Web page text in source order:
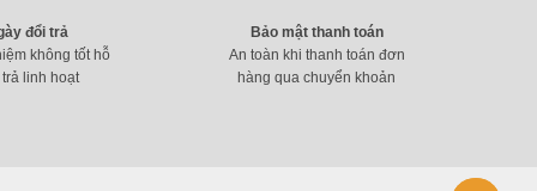
đổi trả
không tốt hỗ
linh hoạt
Bảo mật thanh toán
An toàn khi thanh toán đơn
hàng qua chuyển khoản